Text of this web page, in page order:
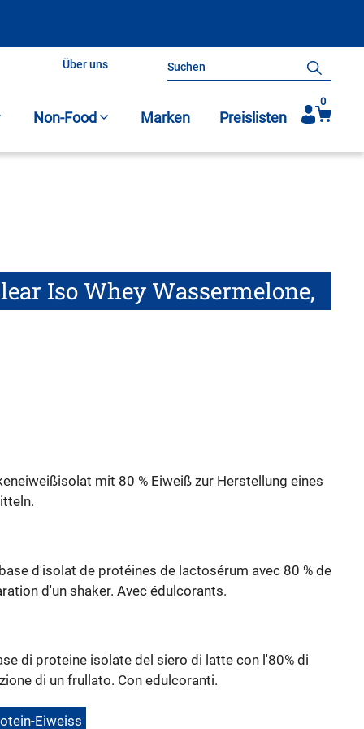
Über uns
Search
Non-Food Marken Preislisten
0
Iso Whey Wassermelone,
mit 80 % Eiweiß zur Herstellung eines
d'isolat de protéines de lactosérum avec 80 % de
d'un shaker. Avec édulcorants.
di proteine isolate del siero di latte con l'80% di
di un frullato. Con edulcoranti.
Eiweiss